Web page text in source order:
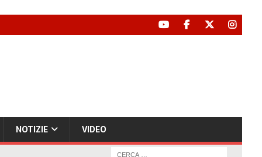
NOTIZIE VIDEO